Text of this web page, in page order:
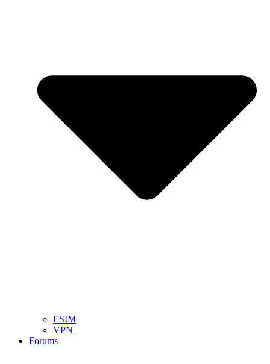
ESIM
VPN
Forums